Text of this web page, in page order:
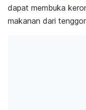
dapat membuka
makanan dari